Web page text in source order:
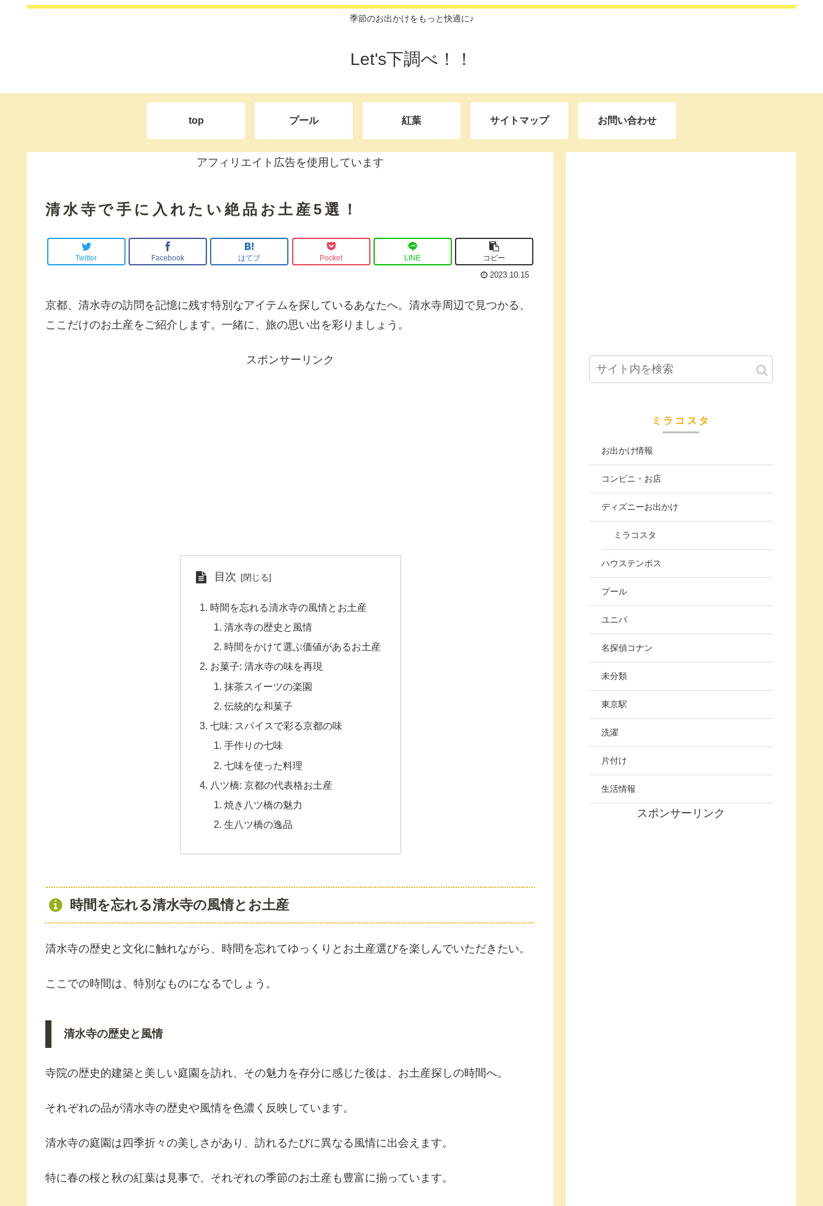
季節のお出かけをもっと快適に♪
Let's下調べ！！
top プール 紅葉 サイトマップ お問い合わせ
アフィリエイト広告を使用しています
清水寺で手に入れたい絶品お土産5選！
Twitter Facebook はてブ Pocket LINE
コピー
2023.10.15
京都、清水寺の訪問を記憶に残す特別なアイテムを探しているあなたへ。清水寺周辺で見つかる、
ここだけのお土産をご紹介します。一緒に、旅の思い出を彩りましょう。
スポンサーリンク
目次
時間を忘れる清水寺の風情とお土産
清水寺の歴史と風情
時間をかけて選ぶ価値があるお土産
お菓子: 清水寺の味を再現
抹茶スイーツの楽園
伝統的な和菓子
七味: スパイスで彩る京都の味
手作りの七味
七味を使った料理
八ツ橋: 京都の代表格お土産
焼き八ツ橋の魅力
生八ツ橋の逸品
時間を忘れる清水寺の風情とお土産
清水寺の歴史と文化に触れながら、時間を忘れてゆっくりとお土産選びを楽しんでいただきたい。
ここでの時間は、特別なものになるでしょう。
清水寺の歴史と風情
寺院の歴史的建築と美しい庭園を訪れ、その魅力を存分に感じた後は、お土産探しの時間へ。
それぞれの品が清水寺の歴史や風情を色濃く反映しています。
清水寺の庭園は四季折々の美しさがあり、訪れるたびに異なる風情に出会えます。
特に春の桜と秋の紅葉は見事で、それぞれの季節のお土産も豊富に揃っています。
ミラコスタ
お出かけ情報
コンビニ・お店
ディズニーお出かけ
ミラコスタ
ハウステンボス
プール
ユニバ
名探偵コナン
未分類
東京駅
洗濯
片付け
生活情報
スポンサーリンク